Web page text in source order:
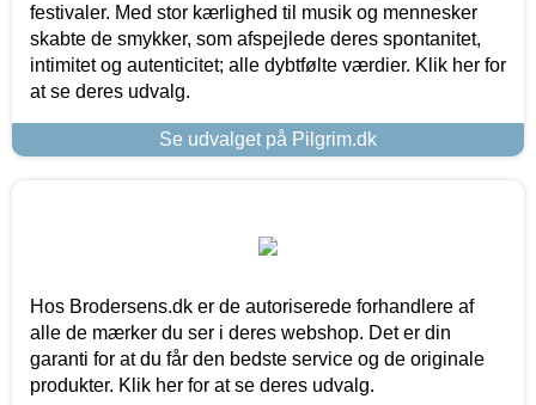
festivaler. Med stor kærlighed til musik og mennesker
skabte de smykker, som afspejlede deres spontanitet,
intimitet og autenticitet; alle dybtfølte værdier. Klik her for
at se deres udvalg.
Se udvalget på Pilgrim.dk
Hos Brodersens.dk er de autoriserede forhandlere af
alle de mærker du ser i deres webshop. Det er din
garanti for at du får den bedste service og de originale
produkter. Klik her for at se deres udvalg.